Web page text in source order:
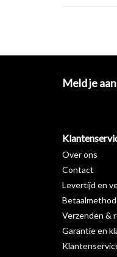
Meld je
Over ons
Contact
Levertijd en
Verzenden &
Garantie en